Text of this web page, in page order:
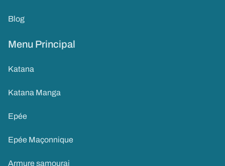
Blog
Menu Principal
Katana
Katana Manga
Epée
Epée Maçonnique
Armure samourai